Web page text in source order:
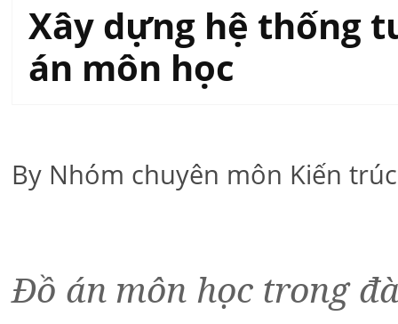
Xây dựng hệ thống
án môn học
By Nhóm chuyên môn Kiến
Đồ án môn học trong